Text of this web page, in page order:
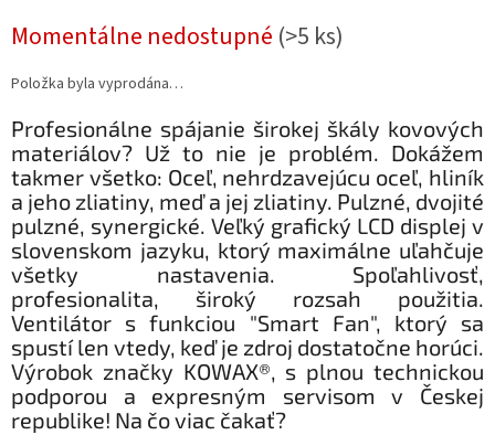
cena:
Momentálne nedostupné (>5 ks)
Položka byla vyprodána…
Profesionálne spájanie širokej škály kovových
materiálov? Už to nie je problém. Dokážem
takmer všetko: Oceľ, nehrdzavejúcu oceľ, hliník
a jeho zliatiny, meď a jej zliatiny. Pulzné, dvojité
pulzné, synergické. Veľký grafický LCD displej v
slovenskom jazyku, ktorý maximálne uľahčuje
všetky nastavenia. Spoľahlivosť,
profesionalita, široký rozsah použitia.
Ventilátor s funkciou "Smart Fan", ktorý sa
spustí len vtedy, keď je zdroj dostatočne horúci.
Výrobok značky KOWAX®, s plnou technickou
podporou a expresným servisom v Českej
republike! Na čo viac čakať?